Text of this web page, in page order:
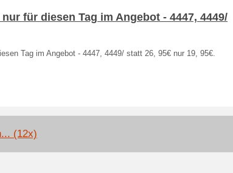
für diesen Tag im Angebot - 4447, 4449/
Tag im Angebot - 4447, 4449/ statt 26, 95€ nur 19, 95€.
(12x)